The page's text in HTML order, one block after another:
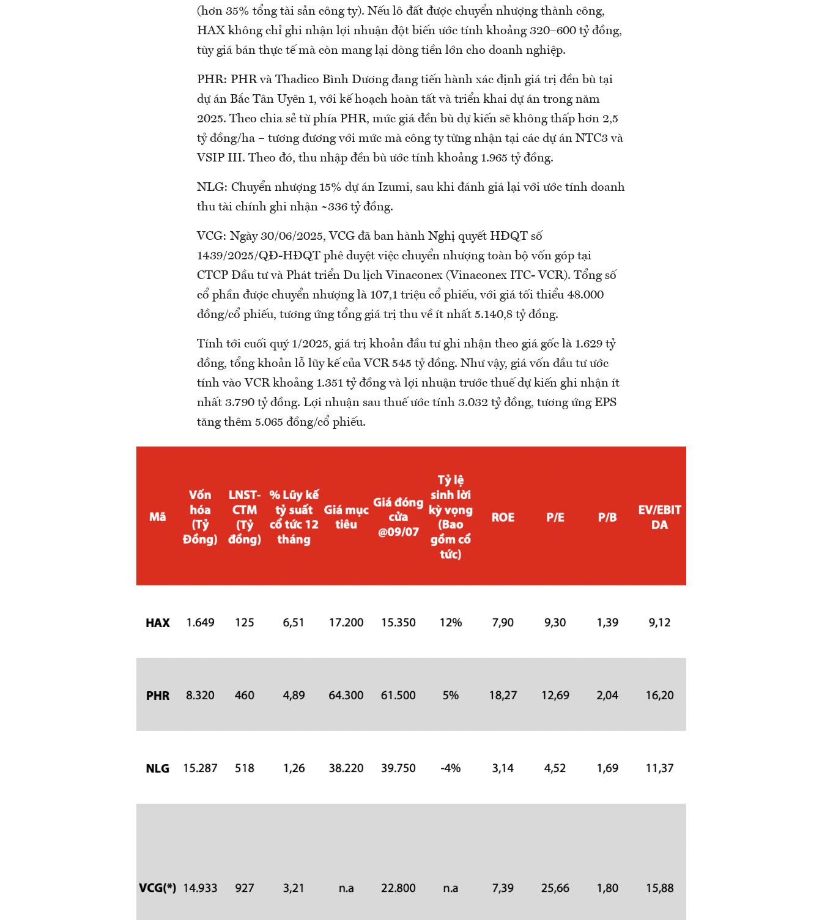
(hơn 35% tổng tài sản công ty). Nếu lô đất được chuyển nhượng thành công,
HAX không chỉ ghi nhận lợi nhuận đột biến ước tính khoảng 320–600 tỷ đồng,
tùy giá bán thực tế mà còn mang lại dòng tiền lớn cho doanh nghiệp.
PHR: PHR và Thadico Bình Dương đang tiến hành xác định giá trị đền bù tại
dự án Bắc Tân Uyên 1, với kế hoạch hoàn tất và triển khai dự án trong năm
2025. Theo chia sẻ từ phía PHR, mức giá đền bù dự kiến sẽ không thấp hơn 2,5
tỷ đồng/ha – tương đương với mức mà công ty từng nhận tại các dự án NTC3 và
VSIP III. Theo đó, thu nhập đền bù ước tính khoảng 1.965 tỷ đồng.
NLG: Chuyển nhượng 15% dự án Izumi, sau khi đánh giá lại với ước tính doanh
thu tài chính ghi nhận ~336 tỷ đồng.
VCG: Ngày 30/06/2025, VCG đã ban hành Nghị quyết HĐQT số
1439/2025/QĐ-HĐQT phê duyệt việc chuyển nhượng toàn bộ vốn góp tại
CTCP Đầu tư và Phát triển Du lịch Vinaconex (Vinaconex ITC- VCR). Tổng số
cổ phần được chuyển nhượng là 107,1 triệu cổ phiếu, với giá tối thiểu 48.000
đồng/cổ phiếu, tương ứng tổng giá trị thu về ít nhất 5.140,8 tỷ đồng.
Tính tới cuối quý 1/2025, giá trị khoản đầu tư ghi nhận theo giá gốc là 1.629 tỷ
đồng, tổng khoản lỗ lũy kế của VCR 545 tỷ đồng. Như vậy, giá vốn đầu tư ước
tính vào VCR khoảng 1.351 tỷ đồng và lợi nhuận trước thuế dự kiến ghi nhận ít
nhất 3.790 tỷ đồng. Lợi nhuận sau thuế ước tính 3.032 tỷ đồng, tương ứng EPS
tăng thêm 5.065 đồng/cổ phiếu.